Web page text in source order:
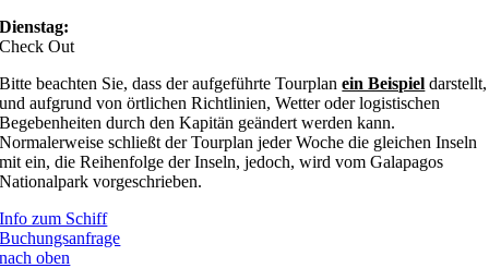
Dienstag:
Check Out
Bitte beachten Sie, dass der aufgeführte Tourplanein Beispiel darstellt,
und aufgrund von örtlichen Richtlinien, Wetter oder logistischen
Begebenheiten durch den Kapitän geändert werden kann.
Normalerweise schließt der Tourplan jeder Woche die gleichen Inseln
mit ein, die Reihenfolge der Inseln, jedoch, wird vom Galapagos
Nationalpark vorgeschrieben.
Info zum Schiff
Buchungsanfrage
nach oben